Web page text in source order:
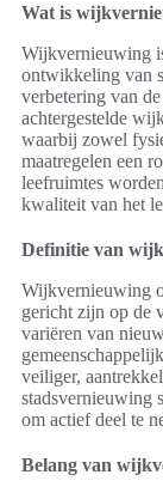
Wat is
Wijkvernieuwing
ontwikkeling van
verbetering van
achtergestelde
waarbij zowel
maatregelen een
leefruimtes
kwaliteit van het
Definitie van
Wijkvernieuwing
gericht zijn op de
variëren van
veiliger,
stadsvernieuwing
om actief deel te
Belang van